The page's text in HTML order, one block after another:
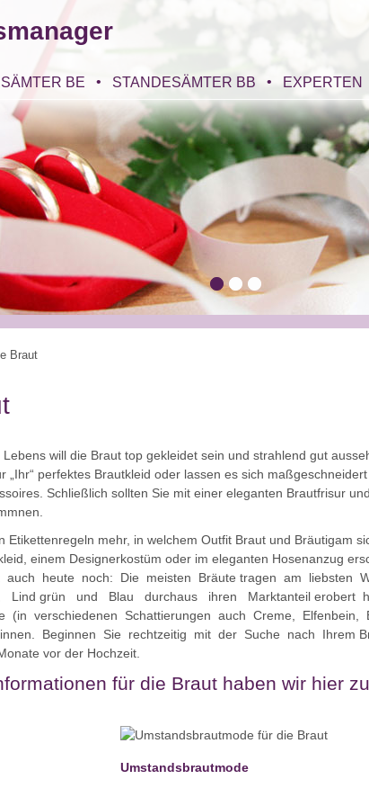
BE STANDESÄMTER BB EXPERTEN
Braut
will die Braut top gekleidet sein und strahlend gut
„Ihr“ perfektes Brautkleid oder lassen es sich
Schließlich sollten Sie mit einer eleganten Brautfrisur
Etikettenregeln mehr, in welchem Outfit Braut und Bräutigam
einem Designerkostüm oder im eleganten Hosenanzug
auch heute noch: Die meisten Bräute tragen am liebsten
Lind grün und Blau durchaus ihren Marktanteil erobert
(in verschiedenen Schattierungen auch Creme,
Beginnen Sie rechtzeitig mit der Suche nach
vor der Hochzeit.
für die Braut haben wir hier
Umstandsbrautmode